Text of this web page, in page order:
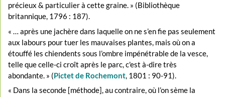
précieux & particulier à cette graine. » (Bibliothèque
britannique, 1796 : 187).
« … après une jachère dans laquelle on ne s’en fie pas seulement
aux labours pour tuer les mauvaises plantes, mais où on a
étouffé les chiendents sous l’ombre impénétrable de la vesce,
telle que celle-ci croît après le parc, c'est à-dire très
abondante. » (Pictet de Rochemont, 1801 : 90-91).
« Dans la seconde [méthode], au contraire, où l’on sème la